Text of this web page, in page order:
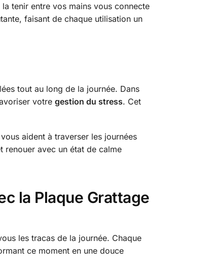
tenir entre vos mains vous connecte
faisant de chaque utilisation un
tout au long de la journée. Dans
votre gestion du stress. Cet
aident à traverser les journées
renouer avec un état de calme
la Plaque Grattage
les tracas de la journée. Chaque
ce moment en une douce